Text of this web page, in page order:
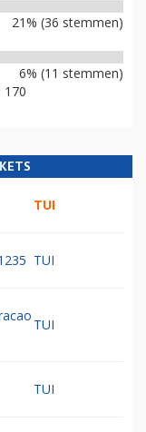
21% (36 stemmen)
6% (11 stemmen)
170
TUI
TUI
TUI
TUI